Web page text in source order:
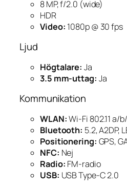
8 MP, f/2.0 (wide)
HDR
Video: 1080p @ 30 fps
Ljud
Högtalare: Ja
3.5 mm-uttag: Ja
Kommunikation
WLAN:Wi-Fi 802.11 a/
Bluetooth: 5.2, A2DP,
Positionering: GPS,
NFC: Nej
Radio: FM-radio
USB: USB Type-C 2.0